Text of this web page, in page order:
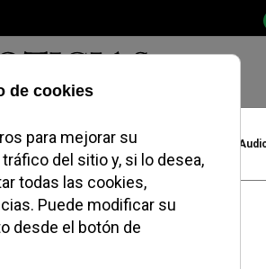
2026
#JovenesConFe Podcast